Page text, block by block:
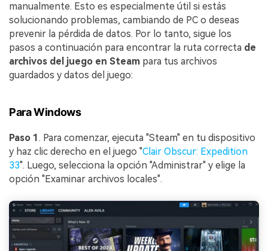
manualmente. Esto es especialmente útil si estás
solucionando problemas, cambiando de PC o deseas
prevenir la pérdida de datos. Por lo tanto, sigue los
pasos a continuación para encontrar la ruta correcta de
archivos del juego en Steam para tus archivos
guardados y datos del juego:
Para Windows
Paso 1. Para comenzar, ejecuta "Steam" en tu dispositivo
y haz clic derecho en el juego "Clair Obscur: Expedition
33". Luego, selecciona la opción "Administrar" y elige la
opción "Examinar archivos locales".